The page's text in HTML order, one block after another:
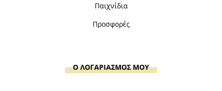
Παιχνίδια
Προσφορές
Ο ΛΟΓΑΡΙΑΣΜΟΣ ΜΟΥ